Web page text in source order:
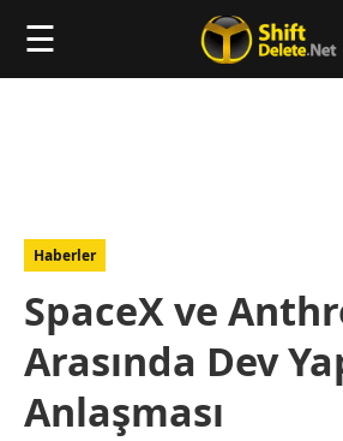
☰
Haberler
SpaceX ve
Arasında Dev
Anlaşması